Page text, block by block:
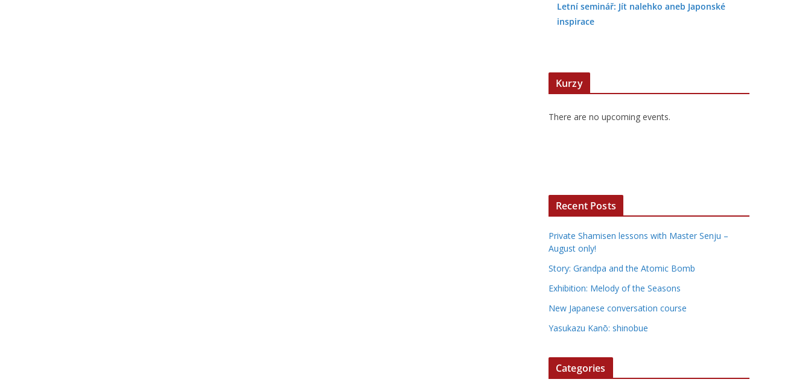
Letní seminář: Jít nalehko aneb Japonské
inspirace
Kurzy
There are no upcoming events.
Recent Posts
Private Shamisen lessons with Master Senju –
August only!
Story: Grandpa and the Atomic Bomb
Exhibition: Melody of the Seasons
New Japanese conversation course
Yasukazu Kanō: shinobue
Categories